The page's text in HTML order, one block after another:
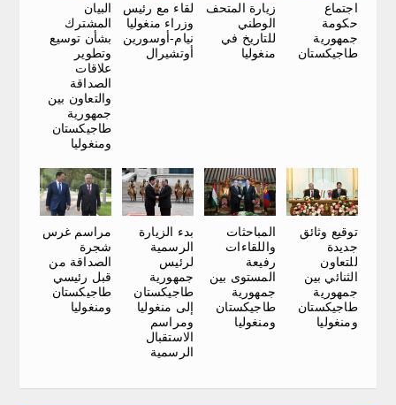
اجتماع
حكومة
جمهورية
طاجيكستان
زيارة المتحف
الوطني
للتاريخ في
منغوليا
لقاء مع رئيس
وزراء منغوليا
نيام-أوسورين
أوتشيرال
البيان
المشترك
بشأن توسيع
وتطوير
علاقات
الصداقة
والتعاون بين
جمهورية
طاجيكستان
ومنغوليا
توقيع وثائق
جديدة
للتعاون
الثنائي بين
جمهورية
طاجيكستان
ومنغوليا
المباحثات
واللقاءات
رفيعة
المستوى بين
جمهورية
طاجيكستان
ومنغوليا
بدء الزيارة
الرسمية
لرئيس
جمهورية
طاجيكستان
إلى منغوليا
ومراسم
الاستقبال
الرسمية
مراسم غرس
شجرة
الصداقة من
قبل رئيسي
طاجيكستان
ومنغوليا